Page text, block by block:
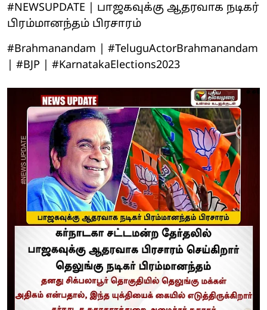
#NEWSUPDATE | பாஜகவுக்கு ஆதரவாக நடிகர்
பிரம்மானந்தம் பிரசாரம்
#Brahmanandam | #TeluguActorBrahmanandam
| #BJP | #KarnatakaElections2023